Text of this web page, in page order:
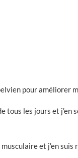
pour améliorer
tous les jours et
et j’en suis